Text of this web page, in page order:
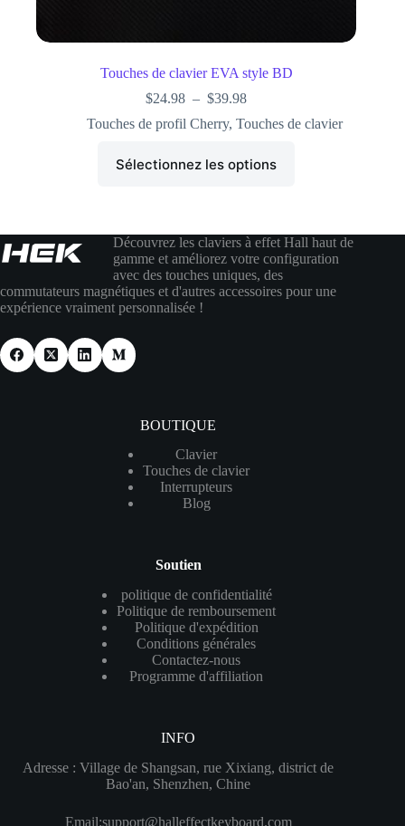
Touches de clavier EVA style BD
$24.98 – $39.98
Touches de profil Cherry, Touches de clavier
Sélectionnez les options
Découvrez les claviers à effet Hall haut de
gamme et améliorez votre configuration
avec des touches uniques, des
commutateurs magnétiques et d'autres accessoires pour une
expérience vraiment personnalisée !
BOUTIQUE
Clavier
Touches de clavier
Interrupteurs
Blog
Soutien
politique de confidentialité
Politique de remboursement
Politique d'expédition
Conditions générales
Contactez-nous
Programme d'affiliation
INFO
Adresse : Village de Shangsan, rue Xixiang, district de
Bao'an, Shenzhen, Chine
Email:support@halleffectkeyboard.com